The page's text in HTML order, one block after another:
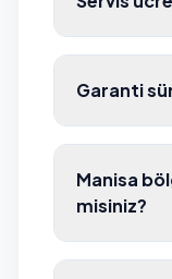
Garanti
Manisa
misiniz?